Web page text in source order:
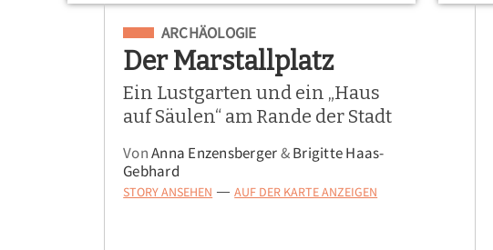
Eingeordnet unter
ARCHÄOLOGIE
Der Marstallplatz
Ein Lustgarten und ein „Haus
auf Säulen“ am Rande der Stadt
VonAnna Enzensberger&Brigitte Haas-
Gebhard
STORY ANSEHEN — AUF DER KARTE ANZEIGEN